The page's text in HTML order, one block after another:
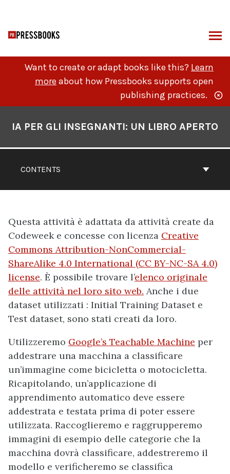
content
Want to create or adapt books like this? Learn
more about how Pressbooks supports open
publishing practices.
Contents
CONTENTS
IA PER GLI INSEGNANTI: UN LIBRO APERTO
Questa attività è adattata da attività create da
Codeweek e concesse con licenza Creative
Commons Attribution-NonCommercial-
ShareAlike 4.0 International (CC BY-NC-SA 4.0)
license. È possibile trovare l’elenco originale
delle attività nel loro sito web. Anche i due
dataset utilizzati : Initial Training Dataset e
Test dataset, sono stati creati da loro.
Utilizzeremo Google’s Teachable Machine per
addestrare una macchina a classificare
un’immagine come bicicletta o motocicletta.
Ricapitolando, un’applicazione di
apprendimento automatico deve essere
addestrata e testata prima di poter essere
utilizzata. Raccoglieremo e raggrupperemo
immagini di esempio delle categorie che la
macchina dovrà classificare, addestreremo il
modello e verificheremo se classifica